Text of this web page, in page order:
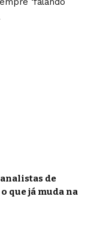
de
que já muda na